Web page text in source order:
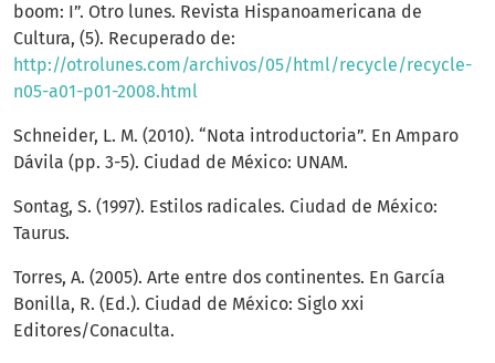
boom: I”. Otro lunes. Revista Hispanoamericana de
Cultura, (5). Recuperado de:
http://otrolunes.com/archivos/05/html/recycle/recycle-
n05-a01-p01-2008.html
Schneider, L. M. (2010). “Nota introductoria”. En Amparo
Dávila (pp. 3-5). Ciudad de México: UNAM.
Sontag, S. (1997). Estilos radicales. Ciudad de México:
Taurus.
Torres, A. (2005). Arte entre dos continentes. En García
Bonilla, R. (Ed.). Ciudad de México: Siglo xxi
Editores/Conaculta.